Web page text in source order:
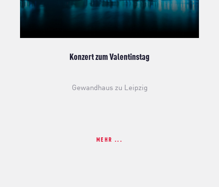
Konzert zum Valentinstag
Gewandhaus zu Leipzig
MEHR ...